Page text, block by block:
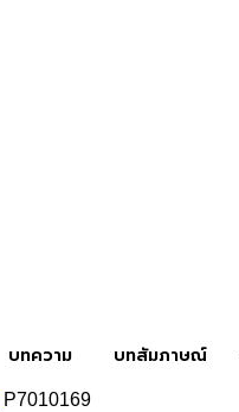
บทความ บทสัมภาษณ์
P7010169